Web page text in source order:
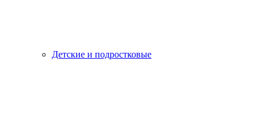
Детские и подростковые